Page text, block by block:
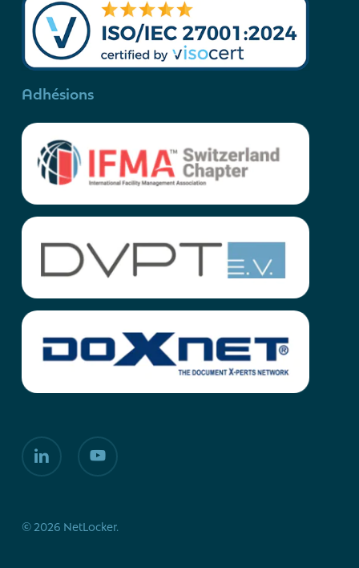
Adhésions
linkedin
© 2026 NetLocker.